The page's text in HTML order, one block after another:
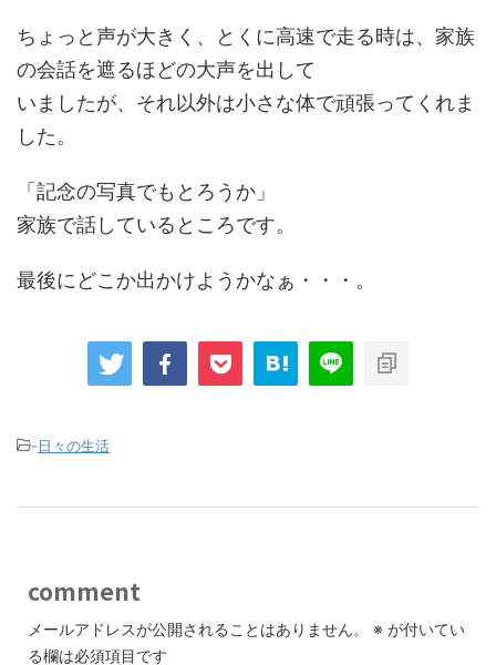
ちょっと声が大きく、とくに高速で走る時は、家族
の会話を遮るほどの大声を出して
いましたが、それ以外は小さな体で頑張ってくれま
した。
「記念の写真でもとろうか」
家族で話しているところです。
最後にどこか出かけようかなぁ・・・。
-日々の生活
comment
メールアドレスが公開されることはありません。 ※ が付いてい
る欄は必須項目です